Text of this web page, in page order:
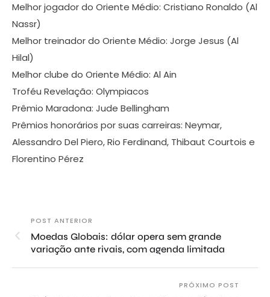
Melhor jogador do Oriente Médio: Cristiano Ronaldo (Al
Nassr)
Melhor treinador do Oriente Médio: Jorge Jesus (Al
Hilal)
Melhor clube do Oriente Médio: Al Ain
Troféu Revelação: Olympiacos
Prêmio Maradona: Jude Bellingham
Prêmios honorários por suas carreiras: Neymar,
Alessandro Del Piero, Rio Ferdinand, Thibaut Courtois e
Florentino Pérez
POST ANTERIOR
Moedas Globais: dólar opera sem grande
variação ante rivais, com agenda limitada
PRÓXIMO POST